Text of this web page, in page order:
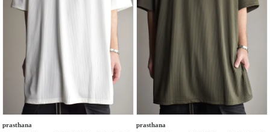
prasthana
prasthana